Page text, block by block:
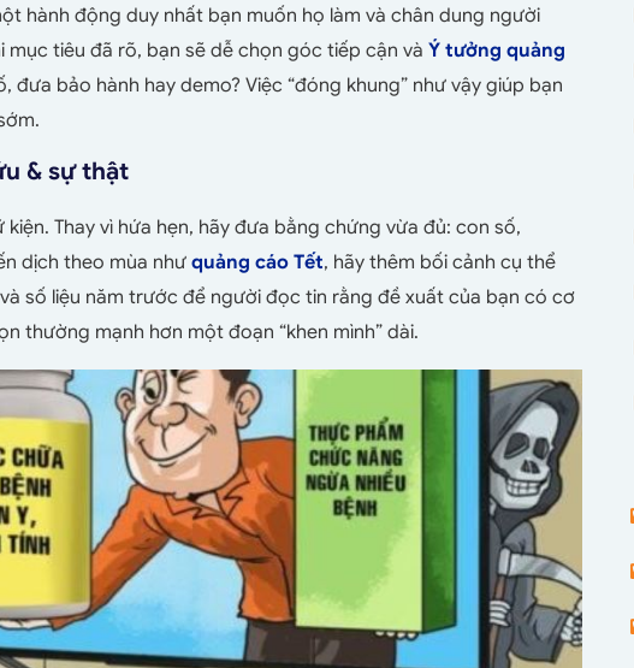
hành động duy nhất bạn muốn họ làm và chân dung người
tiêu đã rõ, bạn sẽ dễ chọn góc tiếp cận và Ý tưởng quảng
đưa bảo hành hay demo? Việc “đóng khung” như vậy giúp bạn
& sự thật
Thay vì hứa hẹn, hãy đưa bằng chứng vừa đủ: con số,
dịch theo mùa như quảng cáo Tết, hãy thêm bối cảnh cụ thể
số liệu năm trước để người đọc tin rằng đề xuất của bạn có cơ
thường mạnh hơn một đoạn “khen mình” dài.